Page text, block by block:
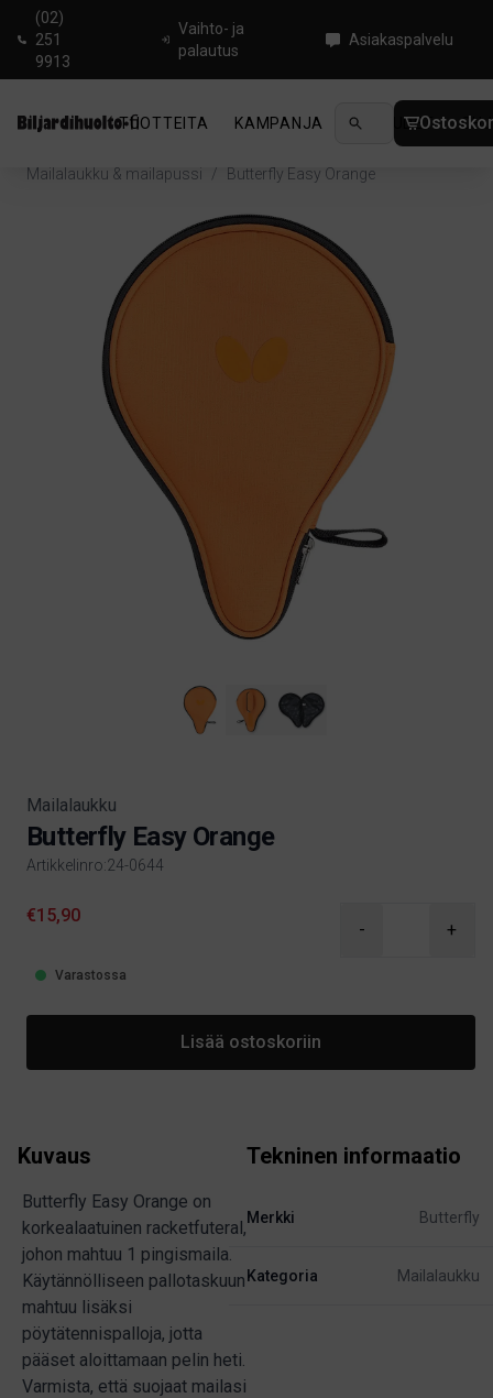
(02)
251
9913
Vaihto- ja
palautus
Asiakaspalvelu
TUOTTEITA KAMPANJA UUTUUDET
Mailalaukku & mailapussi
/ Butterfly Easy Orange
Mailalaukku
Butterfly Easy Orange
Artikkelinro:24-0644
Product information
€15,90
- +
Varastossa
Lisää ostoskoriin
Kuvaus
Butterfly Easy Orange on
korkealaatuinen racketfuteral,
johon mahtuu 1 pingismaila.
Käytännölliseen pallotaskuun
mahtuu lisäksi
pöytätennispalloja, jotta
pääset aloittamaan pelin heti.
Varmista, että suojaat mailasi
Tekninen informaatio
Merkki Butterfly
Kategoria Mailalaukku